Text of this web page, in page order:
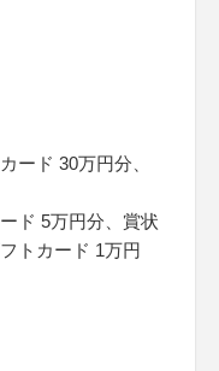
ード 30万円分、
ド 5万円分、賞状
トカード 1万円